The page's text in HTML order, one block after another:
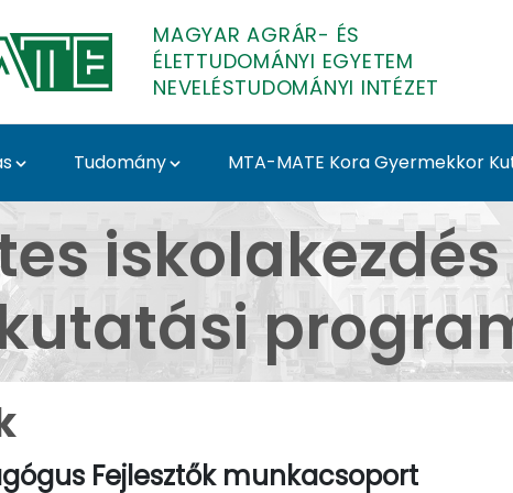
MAGYAR AGRÁR- ÉS
ÉLETTUDOMÁNYI EGYETEM
NEVELÉSTUDOMÁNYI INTÉZET
Tudomány MTA-MATE Kora Gyermekkor
munkacsoport -
Fejlesztők munkacsoport